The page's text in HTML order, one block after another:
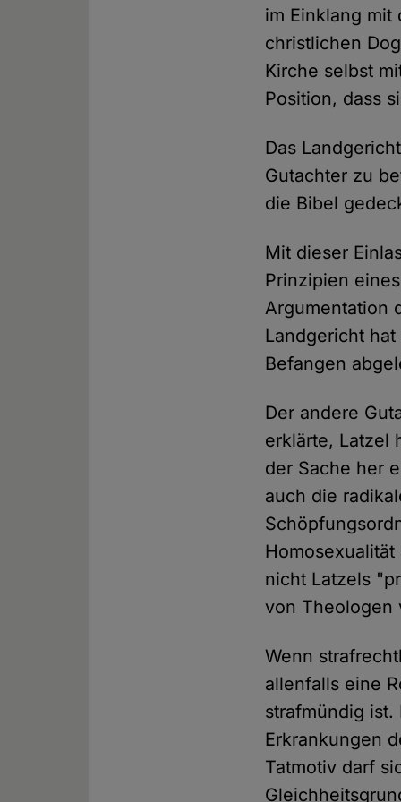
im Einklang mit
christlichen
Kirche selbst
Position, dass
Das
Gutachter zu
die Bibel
Mit dieser
Prinzipien
Argumentation
Landgericht
Befangen
Der andere
erklärte, Latzel
der Sache her
auch die
nicht Latzels
von Theologen
Wenn
allenfalls eine
strafmündig
Erkrankungen
Tatmotiv darf